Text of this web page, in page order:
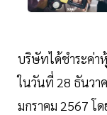
บริษัทได้ชำระค่า
ในวันที่ 28 ธันวา
มกราคม 2567 โ